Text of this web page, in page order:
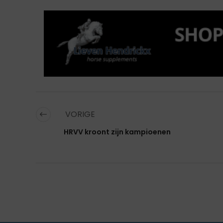
VORIGE
HRVV kroont zijn kampioenen